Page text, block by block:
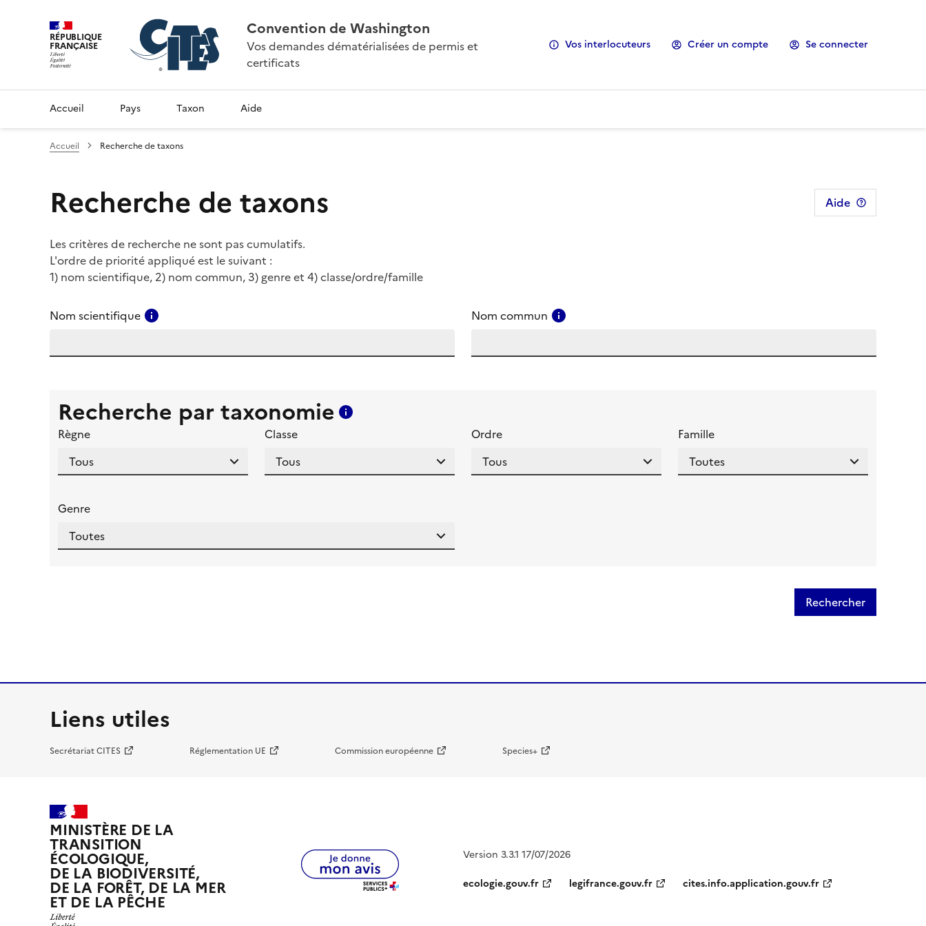
RÉPUBLIQUE
FRANÇAISE
Convention de Washington
Vos demandes dématérialisées de permis et
certificats
Vos interlocuteurs Créer un compte Se connecter
Accueil Pays Taxon Aide
Accueil Recherche de taxons
Recherche de taxons Aide
Les critères de recherche ne sont pas cumulatifs.
L'ordre de priorité appliqué est le suivant :
1) nom scientifique, 2) nom commun, 3) genre et 4) classe/ordre/famille
Nom scientifique Nom commun
Recherche par taxonomie
Règne
Classe Ordre Famille
Genre
Rechercher
Liens utiles
Secrétariat CITES Réglementation UE Commission européenne Species+
MINISTÈRE DE LA
TRANSITION
ÉCOLOGIQUE,
DE LA BIODIVERSITÉ,
DE LA FORÊT, DE LA MER
ET DE LA PÊCHE
Version 3.3.1 17/07/2026
ecologie.gouv.fr
legifrance.gouv.fr cites.info.application.gouv.fr